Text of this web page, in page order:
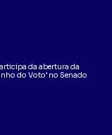
da abertura da
do Voto’ no Senado